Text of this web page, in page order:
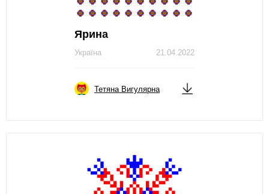
Ярина
21.04.2022
Україна
Тетяна Вигулярна